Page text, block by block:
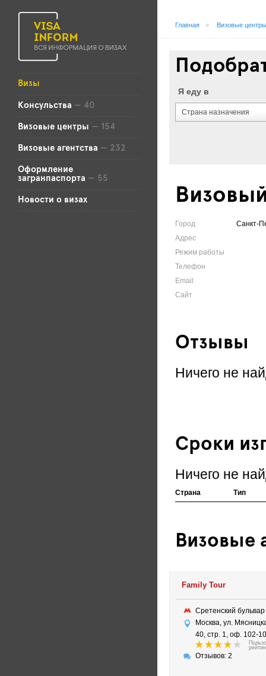
Визы
Консульства — 40
Визовые центры — 154
Визовые агентства — 232
Оформление
загранпаспорта — 55
Новости о визах
Главная » Визовые центры
Я еду в
Страна назначения
Город
Санкт-
Адрес
Режим работы
Телефон
Email
Сайт
Отзывы
Ничего не
Сроки
Ничего не
Страна Тип
Визовые
Family Tour
Сретенский
Москва, ул.
40, стр. 1, оф. 102-
Отзывов: 2